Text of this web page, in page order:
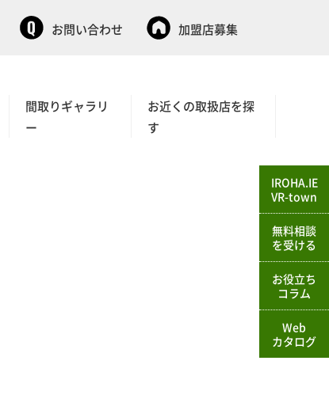
お問い合わせ 加盟店募集
間取りギャラリ
ー
お近くの取扱店を探
す
IROHA.IE
VR-town
無料相談
を受ける
お役立ち
コラム
Web
カタログ